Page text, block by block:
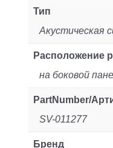
Тип
Акустическая
Расположение
на боковой
PartNumber/
SV-011277
Бренд